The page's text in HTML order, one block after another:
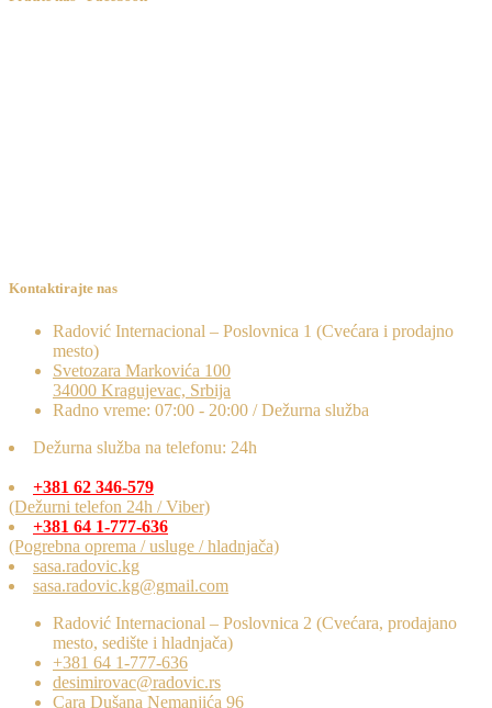
Kontaktirajte nas
Radović Internacional – Poslovnica 1 (Cvećara i prodajno
mesto)
Svetozara Markovića 100
34000 Kragujevac, Srbija
Radno vreme: 07:00 - 20:00 / Dežurna služba
Dežurna služba na telefonu: 24h
+381 62 346-579
(Dežurni telefon 24h / Viber)
+381 64 1-777-636
(Pogrebna oprema / usluge / hladnjača)
sasa.radovic.kg
sasa.radovic.kg@gmail.com
Radović Internacional – Poslovnica 2 (Cvećara, prodajano
mesto, sedište i hladnjača)
+381 64 1-777-636
desimirovac@radovic.rs
Cara Dušana Nemanjića 96